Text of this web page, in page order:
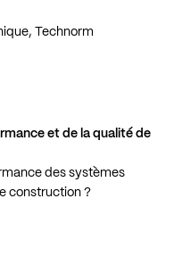
Technorm
et de la qualité de
des systèmes
construction ?